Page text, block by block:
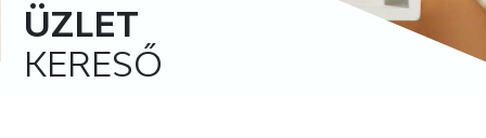
ÜZLET
KERESŐ